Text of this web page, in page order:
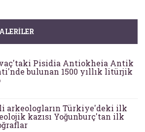
Pisidia Antiokheia Antik
bulunan 1500 yıllık litürjik
arkeologların Türkiye'deki ilk
kazısı Yoğunburç'tan ilk